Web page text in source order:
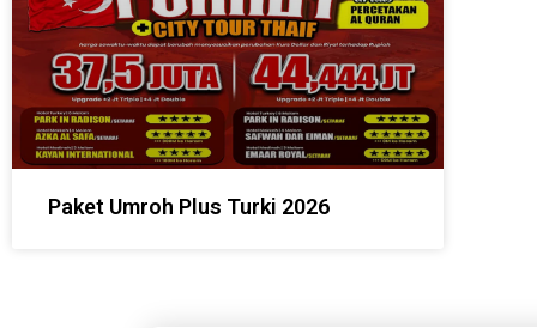
Paket Umroh Plus Turki 2026